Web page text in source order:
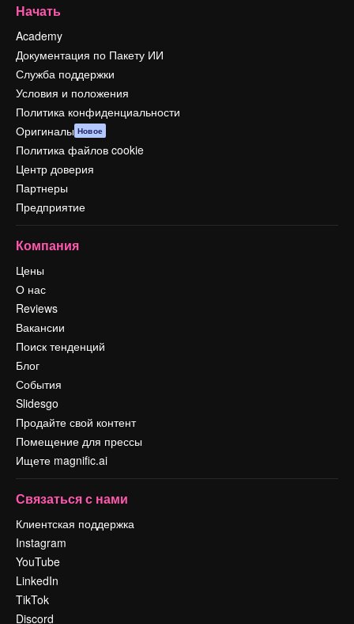
Начать
Academy
Документация по Пакету ИИ
Служба поддержки
Условия и положения
Политика конфиденциальности
Оригиналы Новое
Политика файлов cookie
Центр доверия
Партнеры
Предприятие
Компания
Цены
О нас
Reviews
Вакансии
Поиск тенденций
Блог
События
Slidesgo
Продайте свой контент
Помещение для прессы
Ищете magnific.ai
Связаться с нами
Клиентская поддержка
Instagram
YouTube
LinkedIn
TikTok
Discord